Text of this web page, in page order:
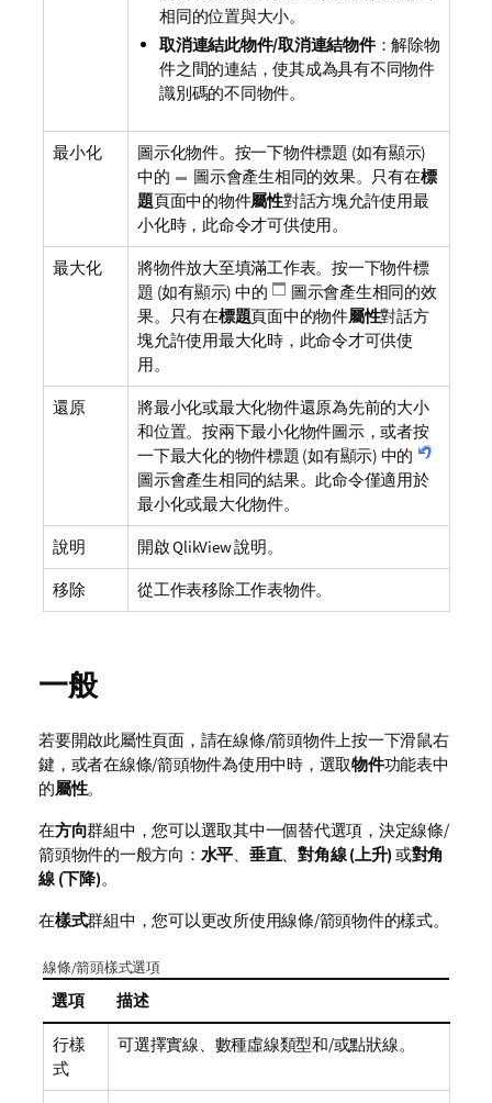
相同的位置與大小。
取消連結此物件/取消連結物件：解除物
件之間的連結，使其成為具有不同物件
識別碼的不同物件。
最小化
圖示化物件。按一下物件標題 (如有顯示)
中的
圖示會產生相同的效果。只有在標
題頁面中的物件屬性對話方塊允許使用最
小化時，此命令才可供使用。
最大化
將物件放大至填滿工作表。按一下物件標
題 (如有顯示) 中的
圖示會產生相同的效
果。只有在標題頁面中的物件屬性對話方
塊允許使用最大化時，此命令才可供使
用。
還原
將最小化或最大化物件還原為先前的大小
和位置。按兩下最小化物件圖示，或者按
一下最大化的物件標題 (如有顯示) 中的
圖示會產生相同的結果。此命令僅適用於
最小化或最大化物件。
說明 開啟 QlikView 說明。
移除 從工作表移除工作表物件。
一般
若要開啟此屬性頁面，請在線條/箭頭物件上按一下滑鼠右
鍵，或者在線條/箭頭物件為使用中時，選取物件功能表中
的屬性。
在方向群組中，您可以選取其中一個替代選項，決定線條/
箭頭物件的一般方向： 水平、 垂直、 對角線 (上升) 或對角
線 (下降)。
在樣式群組中，您可以更改所使用線條/箭頭物件的樣式。
線條/箭頭樣式選項
選項 描述
行樣
式
可選擇實線、數種虛線類型和/或點狀線。